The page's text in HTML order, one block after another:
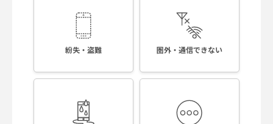
紛失・盗難 圏外・通信できない